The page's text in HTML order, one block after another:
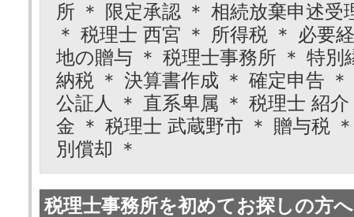
所 ＊ 限定承認 ＊ 相続放棄申述受
＊ 税理士 西宮 ＊ 所得税 ＊ 必要
地の贈与 ＊ 税理士事務所 ＊ 特別
納税 ＊ 決算書作成 ＊ 確定申告
公証人 ＊ 直系卑属 ＊ 税理士 紹
金 ＊ 税理士 武蔵野市 ＊ 贈与税
別償却 ＊
税理士事務所を初めてお探しの方へ